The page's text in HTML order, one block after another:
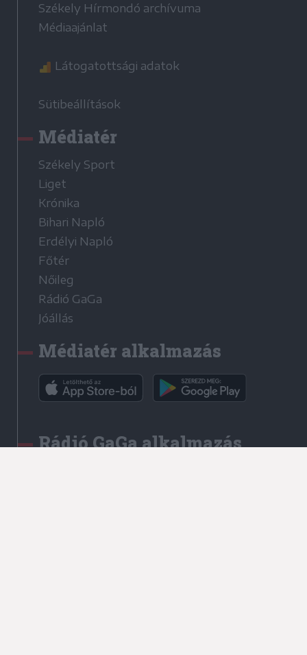
Székely Hírmondó archívuma
Médiaajánlat
Látogatottsági adatok
Sütibeállítások
Médiatér
Székely Sport
Liget
Krónika
Bihari Napló
Erdélyi Napló
Főtér
Nőileg
Rádió GaGa
Jóállás
Médiatér alkalmazás
Rádió GaGa alkalmazás